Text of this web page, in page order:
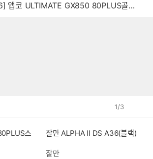
ULTIMATE GX850 80PLUS골드 풀모듈러 ATX3.0 블랙
1/3
스
잘만 ALPHA II DS A36(블랙)
잘만